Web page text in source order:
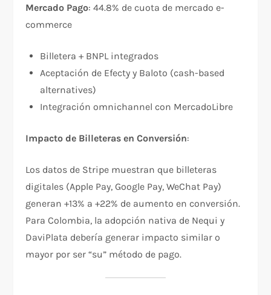
Mercado Pago: 44.8% de cuota de mercado e-
commerce​
Billetera + BNPL integrados
Aceptación de Efecty y Baloto (cash-based
alternatives)
Integración omnichannel con MercadoLibre
Impacto de Billeteras en Conversión:
Los datos de Stripe muestran que billeteras
digitales (Apple Pay, Google Pay, WeChat Pay)
generan +13% a +22% de aumento en conversión.
Para Colombia, la adopción nativa de Nequi y
DaviPlata debería generar impacto similar o
mayor por ser “su” método de pago.​